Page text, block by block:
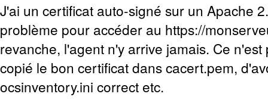
J'ai un certificat auto-signé sur un Apache
problème pour accéder au https://
revanche, l'agent n'y arrive jamais. Ce
copié le bon certificat dans cacert.pem,
ocsinventory.ini correct etc.